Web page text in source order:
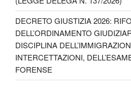
DECRETO GIUSTIZIA 2026:
DELL’ORDINAMENTO
DISCIPLINA
INTERCETTAZIONI,
FORENSE